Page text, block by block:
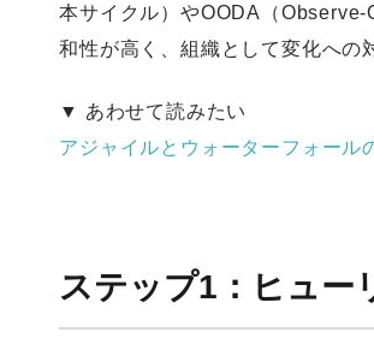
本サイクル）やOODA（
和性が高く、組織として変化への
▼ あわせて読みたい
アジャイルとウォーターフォール
ステップ1：ヒュー